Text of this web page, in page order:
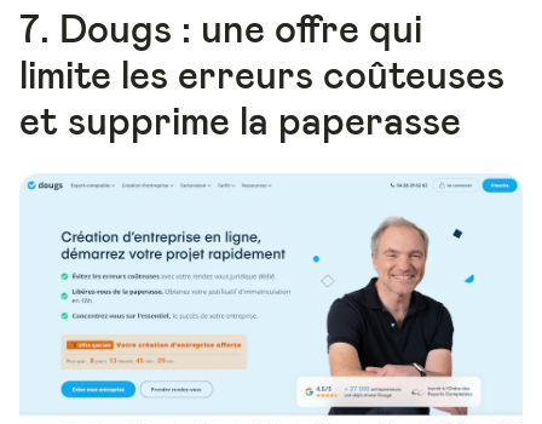
7. Dougs : une offre qui
limite les erreurs coûteuses
et supprime la paperasse